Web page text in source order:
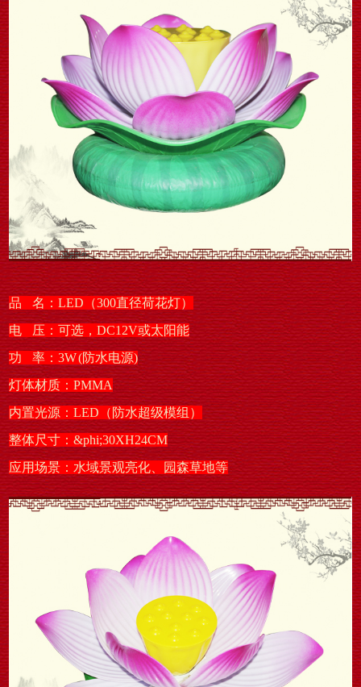
品 名：LED（300直径荷花灯）
电 压：可选，DC12V或太阳能
功 率：3W (防水电源)
灯体材质：PMMA
内置光源：LED（防水超级模组）
整体尺寸：&phi;30XH24CM
应用场景：水域景观亮化、园森草地等